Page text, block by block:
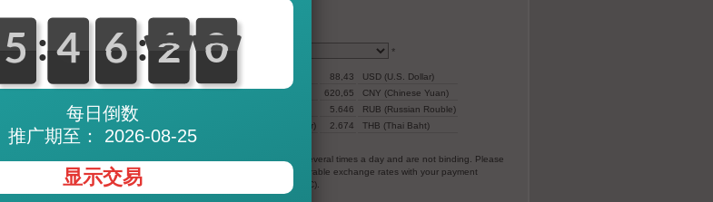
*
88,43
USD (U.S. Dollar)
620,65
CNY (Chinese Yuan)
5.646
RUB (Russian Rouble)
SGD (Singapore Dollar) 2.674 THB (Thai Baht)
* Exchange rates are updated several times a day and are not binding. Please
note that there may be less favorable exchange rates with your payment
provider (PayPal, credit cards, EC).
0
5
5 : 0
4
4 0
6
6 : 2
1
1 0
9
9
每日倒数
推广期至： 2026-08-25
显示交易